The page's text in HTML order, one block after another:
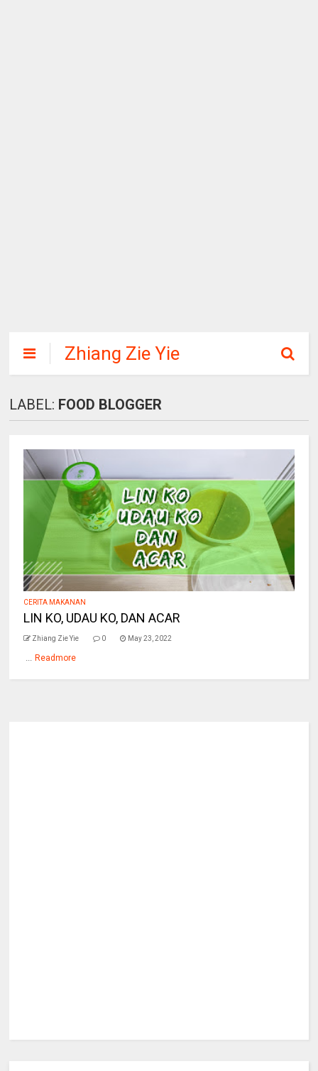
Zhiang Zie Yie
LABEL: FOOD BLOGGER
CERITA MAKANAN
LIN KO, UDAU KO, DAN ACAR
Zhiang Zie Yie 0 May 23, 2022
... Readmore